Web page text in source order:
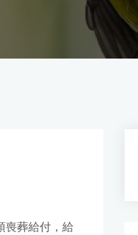
喪葬給付，給